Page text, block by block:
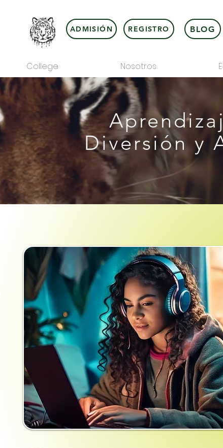
College Nosotros
BLOG
REGISTRO
ADMISIÓN
Diversión y